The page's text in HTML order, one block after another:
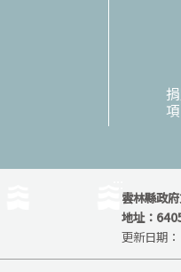
項
雲林縣政
地址：
更新日期：